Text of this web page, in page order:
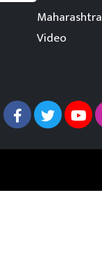
Maharashtra
Video